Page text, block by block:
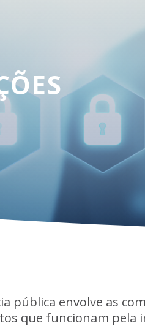
pública envolve as
que funcionam pela